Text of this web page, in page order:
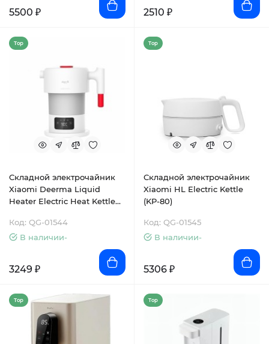
5500 ₽ 2510 ₽
Top
Складной электрочайник
Xiaomi Deerma Liquid
Heater Electric Heat Kettle
Код: QG-01544
В наличии-
3249 ₽
Top
Складной электрочайник
Xiaomi HL Electric Kettle
(KP-80)
Код: QG-01545
В наличии-
5306 ₽
Top Top